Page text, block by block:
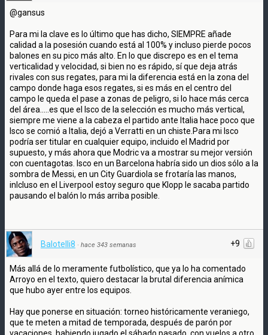
@gansus
Para mi la clave es lo último que has dicho, SIEMPRE añade
calidad a la posesión cuando está al 100% y incluso pierde pocos
balones en su pico más alto. En lo que discrepo es en el tema
verticalidad y velocidad, si bien no es rápido, sí que deja atrás
rivales con sus regates, para mi la diferencia está en la zona del
campo donde haga esos regates, si es más en el centro del
campo le queda el pase a zonas de peligro, si lo hace más cerca
del área.....es que el Isco de la selección es mucho más vertical,
siempre me viene a la cabeza el partido ante Italia hace poco que
Isco se comió a Italia, dejó a Verratti en un chiste.Para mi Isco
podría ser titular en cualquier equipo, incluido el Madrid por
supuesto, y más ahora que Modric va a mostrar su mejor versión
con cuentagotas. Isco en un Barcelona habría sido un dios sólo a la
sombra de Messi, en un City Guardiola se frotaría las manos,
inlcluso en el Liverpool estoy seguro que Klopp le sacaba partido
pausando el balón lo más arriba posible.
+9
Balotelli8 · hace 343 semanas
Más allá de lo meramente futbolístico, que ya lo ha comentado
Arroyo en el texto, quiero destacar la brutal diferencia anímica
que hubo ayer entre los equipos.
Hay que ponerse en situación: torneo históricamente veraniego,
que te meten a mitad de temporada, después de parón por